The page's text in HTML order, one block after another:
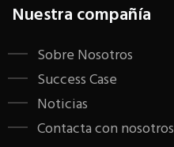
Nuestra compañía
Sobre Nosotros
Success Case
Noticias
Contacta con nosotros